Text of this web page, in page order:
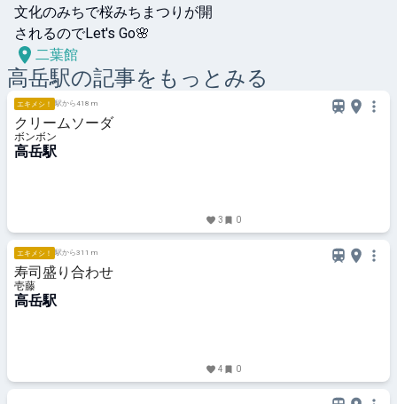
文化のみちで桜みちまつりが開
されるのでLet's Go🌸
二葉館
高岳駅の記事をもっとみる
エキメシ！ 駅から418 m
クリームソーダ
ボンボン
高岳駅
3 0
エキメシ！ 駅から311 m
寿司盛り合わせ
壱藤
高岳駅
4 0